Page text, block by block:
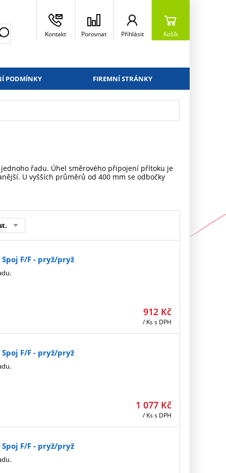
Kontakt Porovnat Přihlásit Košík
PODMÍNKY FIREMNÍ STRÁNKY
řadu. Úhel směrového připojení přítoku je
U vyšších průměrů od 400 mm se odbočky
F/F - pryž/pryž
912Kč
/ Kss DPH
F/F - pryž/pryž
1 077Kč
/ Kss DPH
F/F - pryž/pryž